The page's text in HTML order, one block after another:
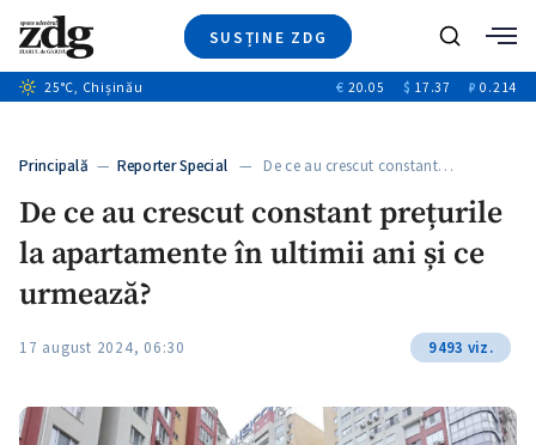
SUSȚINE ZDG
Ştiri
+6
Special
Blog
+2
Caută
25°C, Chișinău € 20.05 $ 17.37 ₽ 0.214
Principală — Reporter Special — De ce au crescut constant…
De ce au crescut constant prețurile
la apartamente în ultimii ani și ce
urmează?
17 august 2024, 06:30 9493 viz.